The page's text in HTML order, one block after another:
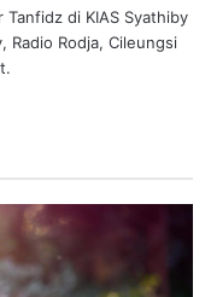
di KIAS Syathiby
Radio Rodja, Cileungsi